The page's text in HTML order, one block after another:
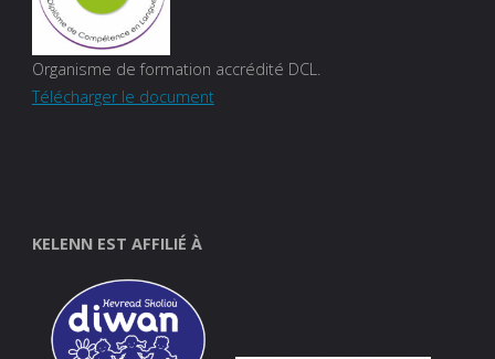
Organisme de formation accrédité DCL.
Télécharger le document
KELENN EST AFFILIÉ À